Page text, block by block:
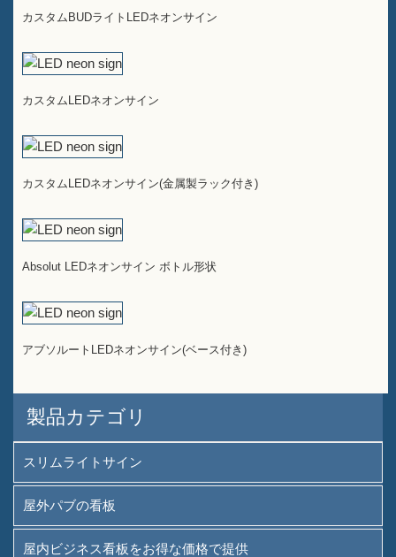
カスタムBUDライトLEDネオンサイン
カスタムLEDネオンサイン
カスタムLEDネオンサイン(金属製ラック付き)
Absolut LEDネオンサイン ボトル形状
アブソルートLEDネオンサイン(ベース付き)
製品カテゴリ
スリムライトサイン
屋外パブの看板
屋内ビジネス看板をお得な価格で提供